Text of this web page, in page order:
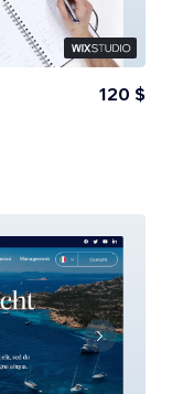
120 $